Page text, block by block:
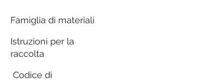
Famiglia di materiali
Istruzioni per la
raccolta
Codice di